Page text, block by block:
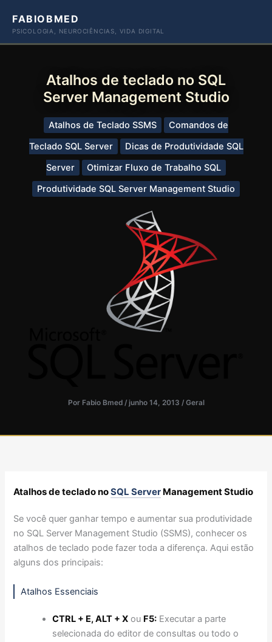
paraFABIOBMED
PSICOLOGIA, NEUROCIÊNCIAS, VIDA DIGITAL
Atalhos de teclado no SQL
Server Management Studio
Atalhos de Teclado SSMS
Comandos de
Teclado SQL Server
Dicas de Produtividade SQL
Server
Otimizar Fluxo de Trabalho SQL
Produtividade SQL Server Management Studio
Por Fabio Bmed / junho 14, 2013 / Geral
Atalhos de teclado noSQL Server Management Studio
Se você quer ganhar tempo e aumentar sua produtividade
no SQL Server Management Studio (SSMS), conhecer os
atalhos de teclado pode fazer toda a diferença. Aqui estão
alguns dos principais:
Atalhos Essenciais
CTRL + E, ALT + X ou F5: Executar a parte
selecionada do editor de consultas ou todo o